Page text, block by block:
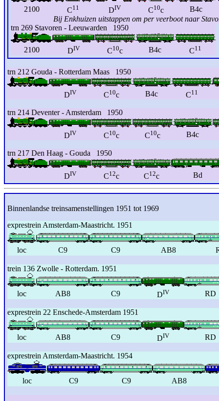
2100 C11 DIV C10c
B4c
Bij Enkhuizen uitstappen om per veerboot naar
trn 269 Stavoren - Leeuwarden 1950
2100 DIV C10c B4c C11
trn 212 Gouda - Rotterdam Maas 1950
DIV C10c B4c C11
trn 214 Deventer - Amsterdam 1950
DIV C10c C10c B4c
trn 217 Den Haag - Gouda 1950
DIV C12c C12c Bd
Binnenlandse treinsamenstellingen 1951 tot 1969
exprestrein Amsterdam-Maastricht. 1951
loc C9 C9 AB8
trein 136 Zwolle - Rotterdam. 1951
loc AB8 C9 DIV RD
exprestrein 22 Enschede-Amsterdam 1951
loc AB8 C9 DIV RD
exprestrein Amsterdam-Maastricht. 1954
loc C9 C9 AB8